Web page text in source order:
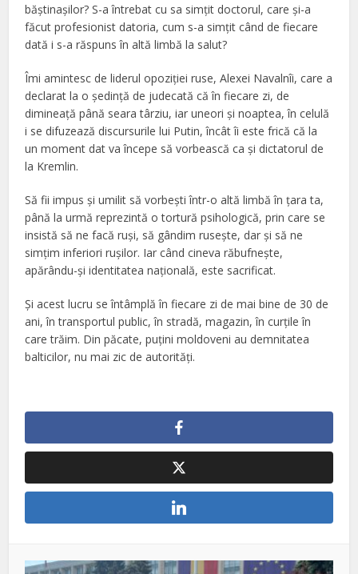
băştinaşilor? S-a întrebat cu sa simţit doctorul, care şi-a
făcut profesionist datoria, cum s-a simţit când de fiecare
dată i s-a răspuns în altă limbă la salut?
Îmi amintesc de liderul opoziţiei ruse, Alexei Navalnîi, care a
declarat la o şedinţă de judecată că în fiecare zi, de
dimineaţă până seara târziu, iar uneori şi noaptea, în celulă
i se difuzează discursurile lui Putin, încât îi este frică că la
un moment dat va începe să vorbească ca şi dictatorul de
la Kremlin.
Să fii impus şi umilit să vorbeşti într-o altă limbă în ţara ta,
până la urmă reprezintă o tortură psihologică, prin care se
insistă să ne facă ruşi, să gândim ruseşte, dar şi să ne
simţim inferiori ruşilor. Iar când cineva răbufneşte,
apărându-şi identitatea naţională, este sacrificat.
Şi acest lucru se întâmplă în fiecare zi de mai bine de 30 de
ani, în transportul public, în stradă, magazin, în curţile în
care trăim. Din păcate, puţini moldoveni au demnitatea
balticilor, nu mai zic de autorităţi.